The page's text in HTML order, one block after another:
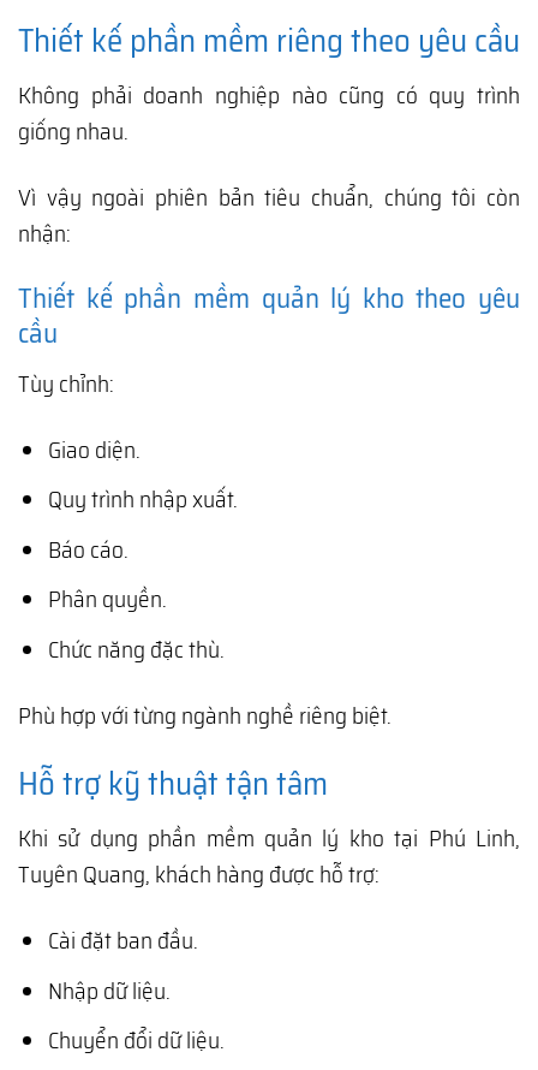
Thiết kế phần mềm riêng theo yêu cầu
Không phải doanh nghiệp nào cũng có quy trình
giống nhau.
Vì vậy ngoài phiên bản tiêu chuẩn, chúng tôi còn
nhận:
Thiết kế phần mềm quản lý kho theo yêu
cầu
Tùy chỉnh:
Giao diện.
Quy trình nhập xuất.
Báo cáo.
Phân quyền.
Chức năng đặc thù.
Phù hợp với từng ngành nghề riêng biệt.
Hỗ trợ kỹ thuật tận tâm
Khi sử dụng phần mềm quản lý kho tại Phú Linh,
Tuyên Quang, khách hàng được hỗ trợ:
Cài đặt ban đầu.
Nhập dữ liệu.
Chuyển đổi dữ liệu.